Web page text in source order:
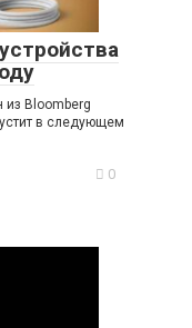
из Bloomberg
в следующем
0